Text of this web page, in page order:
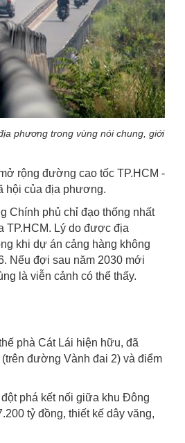
phương trong vùng nói chung, giới
rộng đường cao tốc TP.HCM -
hội của địa phương.
Chính phủ chỉ đạo thống nhất
TP.HCM. Lý do được địa
khi dự án cảng hàng không
Nếu đợi sau năm 2030 mới
là viễn cảnh có thể thấy.
phà Cát Lái hiện hữu, đã
đường Vành đai 2) và điểm
phá kết nối giữa khu Đông
tỷ đồng, thiết kế dây văng,